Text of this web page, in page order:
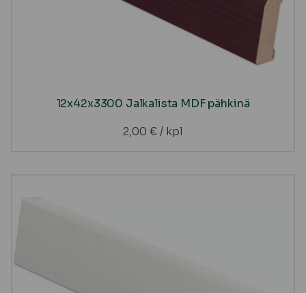
12x42x3300 Jalkalista MDF pähkinä
2,00 € / kpl